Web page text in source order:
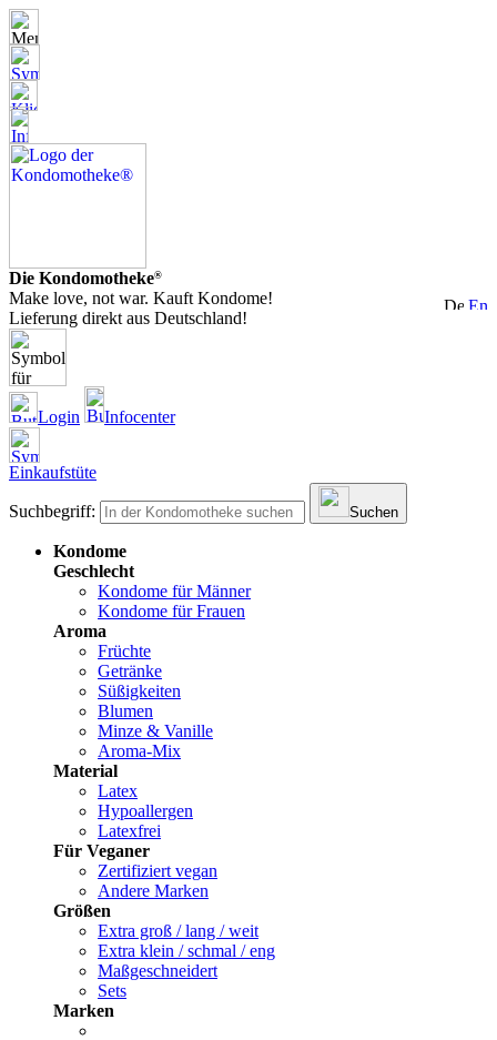
Die Kondomotheke®
Make love, not war. Kauft Kondome!
Lieferung direkt aus Deutschland!
Login Infocenter
Einkaufstüte
Suchbegriff: Suchen
Kondome
Geschlecht
Kondome für Männer
Kondome für Frauen
Aroma
Früchte
Getränke
Süßigkeiten
Blumen
Minze & Vanille
Aroma-Mix
Material
Latex
Hypoallergen
Latexfrei
Für Veganer
Zertifiziert vegan
Andere Marken
Größen
Extra groß / lang / weit
Extra klein / schmal / eng
Maßgeschneidert
Sets
Marken